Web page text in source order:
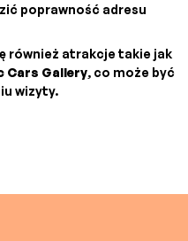
poprawność adresu
również atrakcje takie jak
Cars Gallery, co może być
wizyty.